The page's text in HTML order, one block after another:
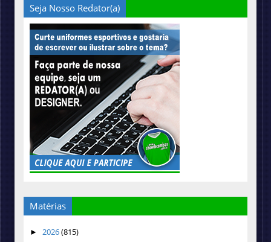
Seja Nosso Redator(a)
Matérias
► 2026(815)